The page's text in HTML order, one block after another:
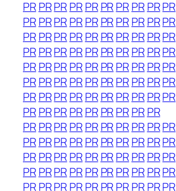
PRPRPRPRPR PRPRPRPRPR
PRPRPRPRPR PRPRPRPRPR
PRPRPRPRPR PRPRPRPRPR
PRPRPRPRPR PRPRPRPRPR
PRPRPRPRPR PRPRPRPRPR
PRPRPRPRPR PRPRPRPRPR
PRPRPRPRPR PRPRPRPRPR
PRPRPRPRPR PRPRPRPR
PRPRPRPRPR PRPRPRPRPR
PRPRPRPRPR PRPRPRPRPR
PRPRPRPRPR PRPRPRPRPR
PRPRPRPRPR PRPRPRPRPR
PRPRPRPRPR PRPRPRPRPR